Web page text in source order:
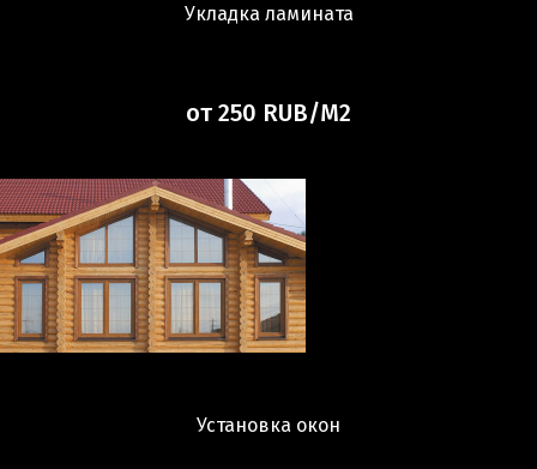
Укладка ламината
от 250 RUB/М2
Установка окон